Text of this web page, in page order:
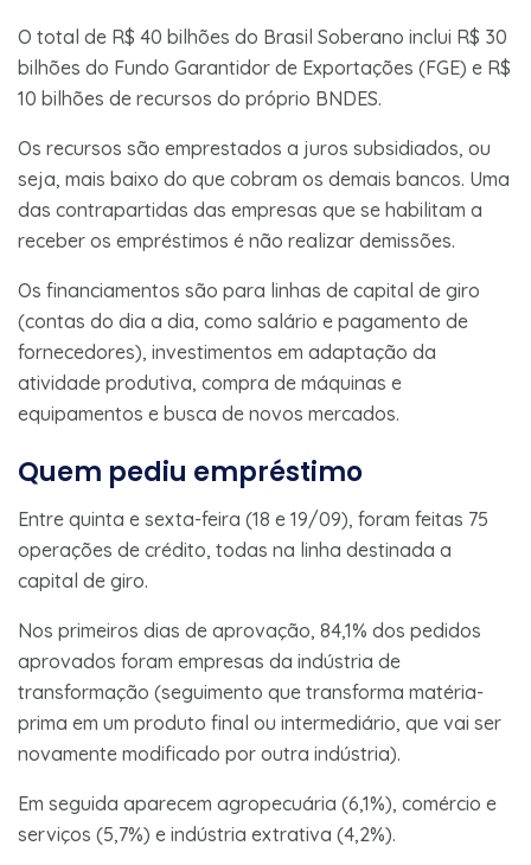
O total de R$ 40 bilhões do Brasil Soberano inclui R$ 30
bilhões do Fundo Garantidor de Exportações (FGE) e R$
10 bilhões de recursos do próprio BNDES.
Os recursos são emprestados a juros subsidiados, ou
seja, mais baixo do que cobram os demais bancos. Uma
das contrapartidas das empresas que se habilitam a
receber os empréstimos é não realizar demissões.
Os financiamentos são para linhas de capital de giro
(contas do dia a dia, como salário e pagamento de
fornecedores), investimentos em adaptação da
atividade produtiva, compra de máquinas e
equipamentos e busca de novos mercados.
Quem pediu empréstimo
Entre quinta e sexta-feira (18 e 19/09), foram feitas 75
operações de crédito, todas na linha destinada a
capital de giro.
Nos primeiros dias de aprovação, 84,1% dos pedidos
aprovados foram empresas da indústria de
transformação (seguimento que transforma matéria-
prima em um produto final ou intermediário, que vai ser
novamente modificado por outra indústria).
Em seguida aparecem agropecuária (6,1%), comércio e
serviços (5,7%) e indústria extrativa (4,2%).